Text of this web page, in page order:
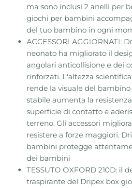
ma sono inclusi 2 anelli per
giochi per bambini
del tuo bambino in ogni
ACCESSORI AGGIORNATI:
neonato ha migliorato il
angolari anticollisione e dei
rinforzati. L'altezza
rende la visuale del bambino
stabile aumenta la
superficie di contatto e
terreno. Gli accessori
resistere a forze maggiori.
bambini protegge
dei bambini
TESSUTO OXFORD 210D: il
traspirante del Dripex box